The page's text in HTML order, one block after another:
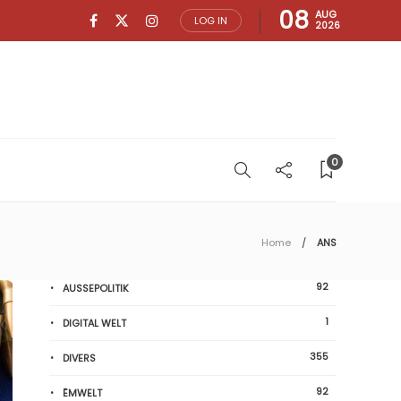
LOG IN 08 AUG
2026
0
Home ANS
AUSSEPOLITIK 92
DIGITAL WELT 1
DIVERS 355
ËMWELT 92